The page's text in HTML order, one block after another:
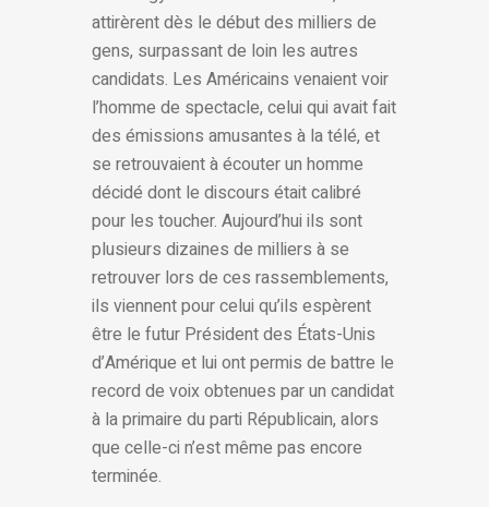
attirèrent dès le début des milliers de
gens, surpassant de loin les autres
candidats. Les Américains venaient voir
l’homme de spectacle, celui qui avait fait
des émissions amusantes à la télé, et
se retrouvaient à écouter un homme
décidé dont le discours était calibré
pour les toucher. Aujourd’hui ils sont
plusieurs dizaines de milliers à se
retrouver lors de ces rassemblements,
ils viennent pour celui qu’ils espèrent
être le futur Président des États-Unis
d’Amérique et lui ont permis de battre le
record de voix obtenues par un candidat
à la primaire du parti Républicain, alors
que celle-ci n’est même pas encore
terminée.